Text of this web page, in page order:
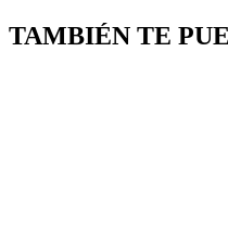
TAMBIÉN TE